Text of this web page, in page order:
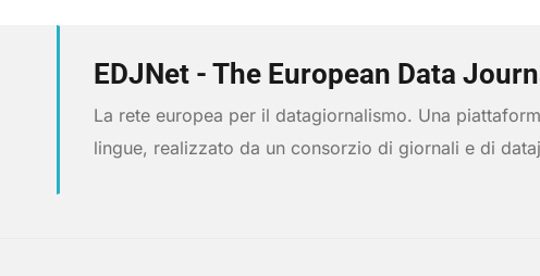
EDJNet - The European Data
La rete europea per il datagiornalismo. Una
lingue, realizzato da un consorzio di giornali e di